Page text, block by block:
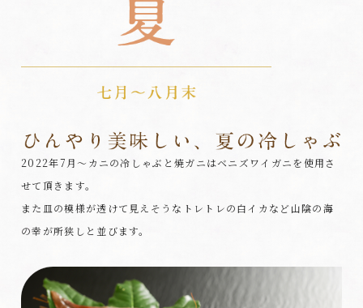
2022年7月～カニの冷しゃぶと焼ガニはベニズワイガニを使用さ
せて頂きます。
また皿の模様が透けて見えそうなトレトレの白イカなど山陰の海
の幸が所狭しと並びます。